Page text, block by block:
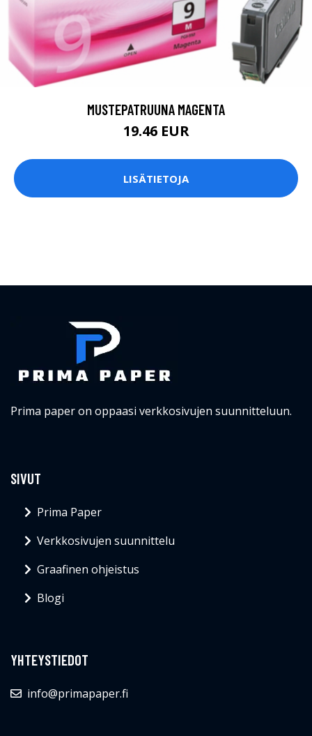
MUSTEPATRUUNA MAGENTA
19.46 EUR
LISÄTIETOJA
Prima paper on oppaasi verkkosivujen suunnitteluun.
SIVUT
Prima Paper
Verkkosivujen suunnittelu
Graafinen ohjeistus
Blogi
YHTEYSTIEDOT
info@primapaper.fi